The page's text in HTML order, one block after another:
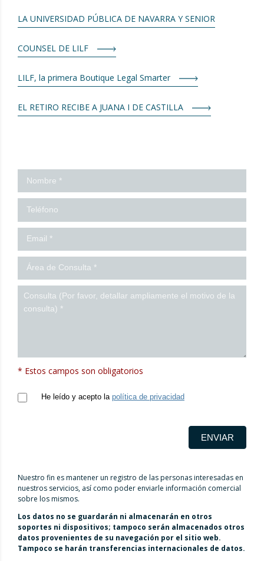
LA UNIVERSIDAD PÚBLICA DE NAVARRA Y SENIOR
COUNSEL DE LILF
LILF, la primera Boutique Legal Smarter
EL RETIRO RECIBE A JUANA I DE CASTILLA
¡Contáctanos!
* Estos campos son obligatorios
He leído y acepto la política de privacidad
Nuestro fin es mantener un registro de las personas interesadas en
nuestros servicios, así como poder enviarle información comercial
sobre los mismos.
Los datos no se guardarán ni almacenarán en otros
soportes ni dispositivos; tampoco serán almacenados otros
datos provenientes de su navegación por el sitio web.
Tampoco se harán transferencias internacionales de datos.
ENVIAR